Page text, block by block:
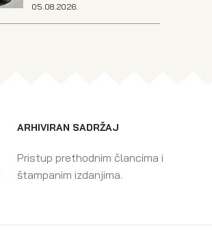
05.08.2026.
ARHIVIRAN SADRŽAJ
Pristup prethodnim člancima i
štampanim izdanjima.